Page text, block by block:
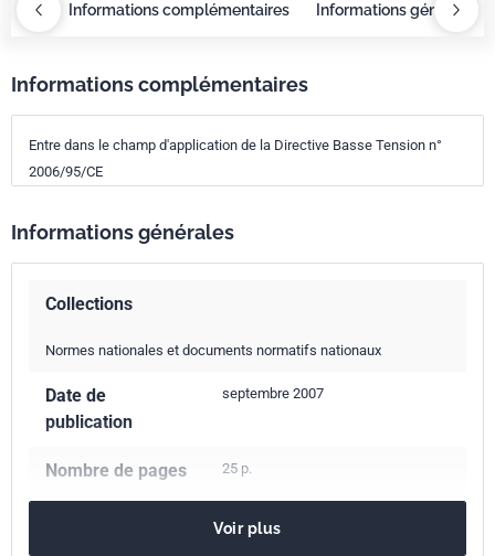
Informations complémentaires Informations générales
Informations complémentaires
Entre dans le champ d'application de la Directive Basse Tension n°
2006/95/CE
Informations générales
Collections
Normes nationales et documents normatifs nationaux
Date de
publication
septembre 2007
Nombre de pages 25 p.
Voir plus